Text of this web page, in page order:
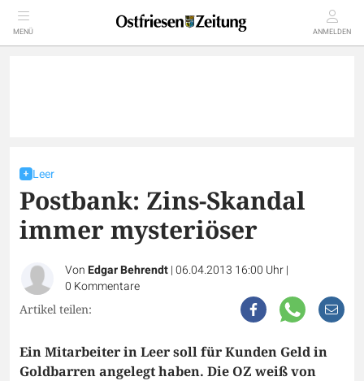
MENÜ ANMELDEN
Leer
Postbank: Zins-Skandal
immer mysteriöser
VonEdgar Behrendt|06.04.2013 16:00 Uhr|
0 Kommentare
Artikel teilen:
Ein Mitarbeiter in Leer soll für Kunden Geld in
Goldbarren angelegt haben. Die OZ weiß von